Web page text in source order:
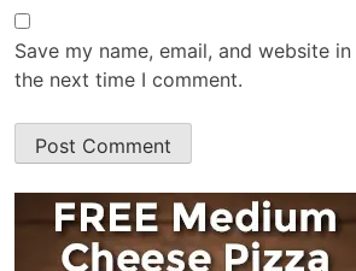
Save my name, email, and website
the next time I comment.